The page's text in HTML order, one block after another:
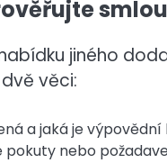
jiného
věci:
a jaká je výpovědní
pokuty nebo